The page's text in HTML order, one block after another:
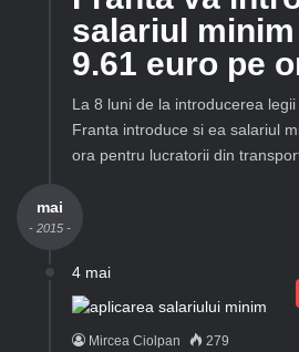
salariul
9.61 euro pe
La 8 luni de la introducerea legii
Franta introduce si ea salariul
ora pentru lucratorii din
mai
- 2015 -
4 mai
Mircea Ciolpan 279